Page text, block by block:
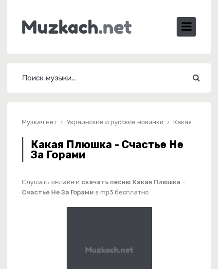
Музкач.нет Украинские и русские новинки Какая Плюшка - Счастье Не За Горами
Какая Плюшка - Счастье Не
За Горами
Слушать онлайн и скачать песню Какая Плюшка -
Счастье Не За Горами в mp3 бесплатно